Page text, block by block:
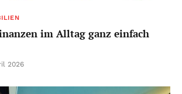
im Alltag ganz einfach
2026